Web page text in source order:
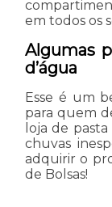
em todos os
Algumas
d’água
Esse é um
para quem
loja de
chuvas
adquirir o
de Bolsas!